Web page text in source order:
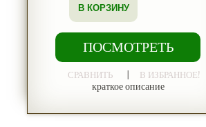
В КОРЗИНУ
ПОСМОТРЕТЬ
СРАВНИТЬ В ИЗБРАННОЕ!
краткое описание